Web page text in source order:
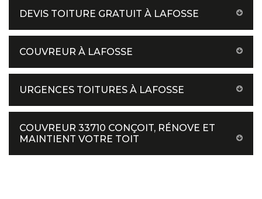
DEVIS TOITURE GRATUIT À LAFOSSE
COUVREUR À LAFOSSE
URGENCES TOITURES À LAFOSSE
COUVREUR 33710 CONÇOIT, RÉNOVE ET
MAINTIENT VOTRE TOIT